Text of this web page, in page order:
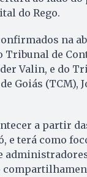
do Rego.
na
Tribunal de
Valin, e do
Goiás (TCM),
a partir
e terá como